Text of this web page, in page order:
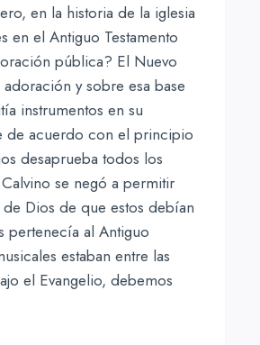
en la historia de la iglesia
en el Antiguo Testamento
pública? El Nuevo
y sobre esa base
instrumentos en su
de acuerdo con el principio
desaprueba todos los
se negó a permitir
Dios de que estos debían
pertenecía al Antiguo
estaban entre las
el Evangelio, debemos